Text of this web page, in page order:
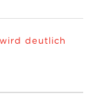
deutlich